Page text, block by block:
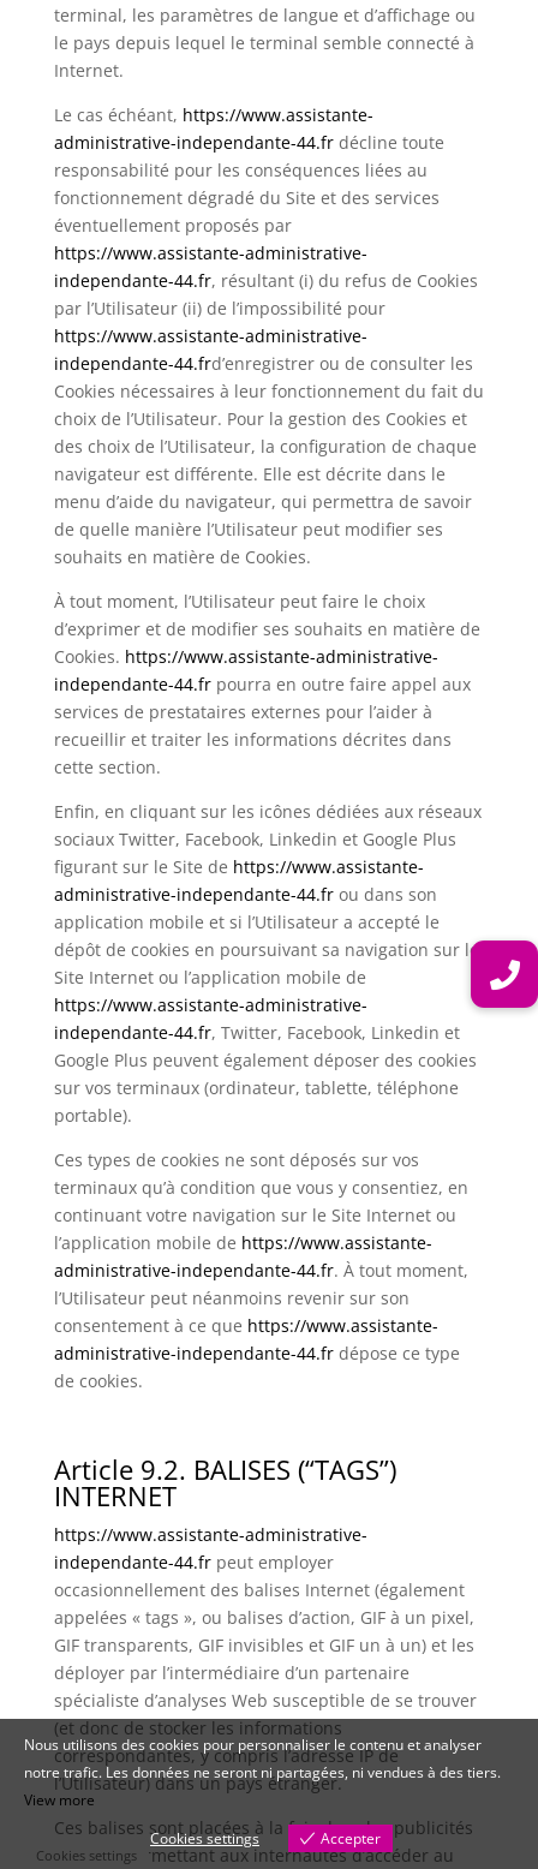
terminal, les paramètres de langue et d’affichage ou
le pays depuis lequel le terminal semble connecté à
Internet.
Le cas échéant, https://www.assistante-
administrative-independante-44.frdécline toute
responsabilité pour les conséquences liées au
fonctionnement dégradé du Site et des services
éventuellement proposés par
https://www.assistante-administrative-
independante-44.fr, résultant (i) du refus de Cookies
par l’Utilisateur (ii) de l’impossibilité pour
https://www.assistante-administrative-
independante-44.frd’enregistrer ou de consulter les
Cookies nécessaires à leur fonctionnement du fait du
choix de l’Utilisateur. Pour la gestion des Cookies et
des choix de l’Utilisateur, la configuration de chaque
navigateur est différente. Elle est décrite dans le
menu d’aide du navigateur, qui permettra de savoir
de quelle manière l’Utilisateur peut modifier ses
souhaits en matière de Cookies.
À tout moment, l’Utilisateur peut faire le choix
d’exprimer et de modifier ses souhaits en matière de
Cookies. https://www.assistante-administrative-
independante-44.frpourra en outre faire appel aux
services de prestataires externes pour l’aider à
recueillir et traiter les informations décrites dans
cette section.
Enfin, en cliquant sur les icônes dédiées aux réseaux
sociaux Twitter, Facebook, Linkedin et Google Plus
figurant sur le Site de https://www.assistante-
administrative-independante-44.frou dans son
application mobile et si l’Utilisateur a accepté le
dépôt de cookies en poursuivant sa navigation sur le
Site Internet ou l’application mobile de
https://www.assistante-administrative-
independante-44.fr, Twitter, Facebook, Linkedin et
Google Plus peuvent également déposer des cookies
sur vos terminaux (ordinateur, tablette, téléphone
portable).
Ces types de cookies ne sont déposés sur vos
terminaux qu’à condition que vous y consentiez, en
continuant votre navigation sur le Site Internet ou
l’application mobile de https://www.assistante-
administrative-independante-44.fr. À tout moment,
l’Utilisateur peut néanmoins revenir sur son
consentement à ce que https://www.assistante-
administrative-independante-44.frdépose ce type
de cookies.
Article 9.2. BALISES (“TAGS”)
INTERNET
https://www.assistante-administrative-
independante-44.frpeut employer
occasionnellement des balises Internet (également
appelées « tags », ou balises d’action, GIF à un pixel,
GIF transparents, GIF invisibles et GIF un à un) et les
déployer par l’intermédiaire d’un partenaire
spécialiste d’analyses Web susceptible de se trouver
(et donc de stocker les informations
correspondantes, y compris l’adresse IP de
l’Utilisateur) dans un pays étranger.
Ces balises sont placées à la fois dans les publicités
en ligne permettant aux internautes d’accéder au
Nous utilisons des cookies pour personnaliser le contenu et analyser
notre trafic. Les données ne seront ni partagées, ni vendues à des tiers.
View more
Cookies settings
Accepter
Cookies settings